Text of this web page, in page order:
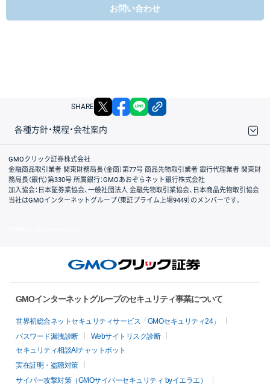
お問い合わせ
SHARE X facebook
各種方針・規程・会社案内
取引規程・約款
サイトマップ
その他のご案内
個人情報保護方針
最良執行方針
サイトのご利用について
ディスクレイマー
信託保全
リスク説明
会社案内
GMOクリック証券株式会社
金融商品取引業者 関東財務局長（金商）第77号 商品先物取引業者 銀行代理業者 関東財
務局長（銀代）第330号 所属銀行：GMOあおぞらネット銀行株式会社
加入協会：日本証券業協会、一般社団法人 金融先物取引業協会、日本商品先物取引協会
当社はGMOインターネットグループ（東証プライム上場9449）のメンバーです。
GMOインターネットグループのセキュリティ事業について
世界初総合ネットセキュリティサービス「GMOセキュリティ24」
パスワード漏洩診断
Webサイトリスク診断
セキュリティ相談AIチャットボット
実在証明・盗聴対策
サイバー攻撃対策（GMOサイバーセキュリティ byイエラエ）